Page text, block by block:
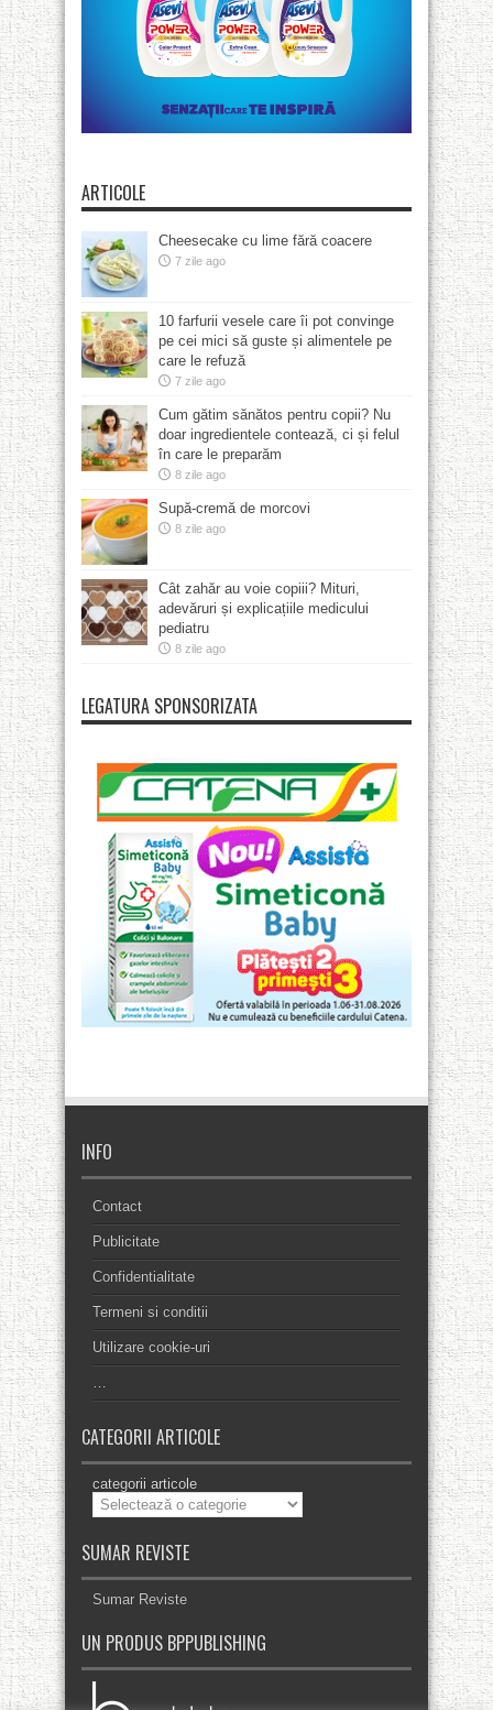
ARTICOLE
Cheesecake cu lime fără coacere
7 zile ago
10 farfurii vesele care îi pot convinge
pe cei mici să guste și alimentele pe
care le refuză
7 zile ago
Cum gătim sănătos pentru copii? Nu
doar ingredientele contează, ci și felul
în care le preparăm
8 zile ago
Supă-cremă de morcovi
8 zile ago
Cât zahăr au voie copiii? Mituri,
adevăruri și explicațiile medicului
pediatru
8 zile ago
LEGATURA SPONSORIZATA
INFO
Contact
Publicitate
Confidentialitate
Termeni si conditii
Utilizare cookie-uri
…
CATEGORII ARTICOLE
categorii articole
SUMAR REVISTE
Sumar Reviste
UN PRODUS BPPUBLISHING